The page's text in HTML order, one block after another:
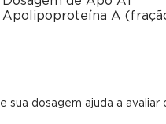
Apolipoproteína A
dosagem ajuda a avaliar